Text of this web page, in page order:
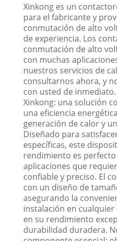
Xinkong es un
para el fabricante y
conmutación de alto
de experiencia. Los
conmutación de alto
con muchas
nuestros servicios de
consultarnos ahora, y
con usted de
Xinkong: una solución
una eficiencia
generación de calor y
Diseñado para
específicas, este
rendimiento es
aplicaciones que
confiable y preciso. El
con un diseño de
asegurando la
instalación en
en su rendimiento
durabilidad duradera.